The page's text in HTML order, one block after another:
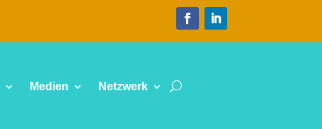
Medien Netzwerk